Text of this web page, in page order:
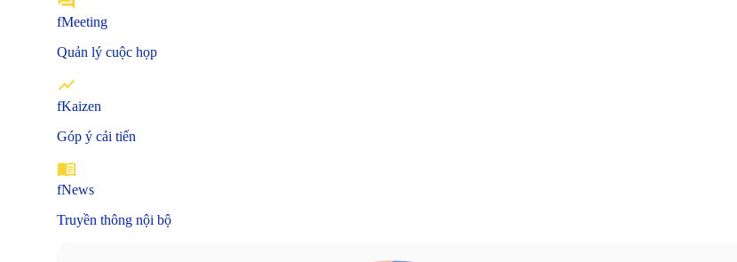
fMeeting
Quản lý cuộc họp
fKaizen
Góp ý cải tiến
fNews
Truyền thông nội bộ